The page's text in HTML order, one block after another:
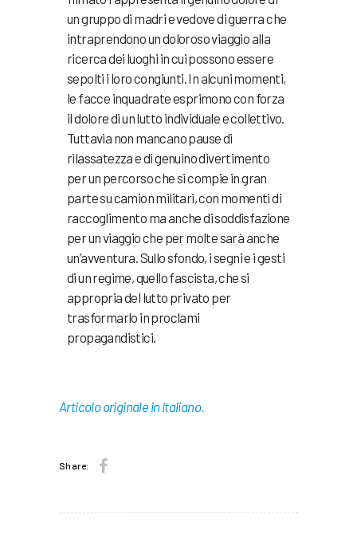
un gruppo di madri e vedove di guerra che
intraprendono un doloroso viaggio alla
ricerca dei luoghi in cui possono essere
sepolti i loro congiunti. In alcuni momenti,
le facce inquadrate esprimono con forza
il dolore di un lutto individuale e collettivo.
Tuttavia non mancano pause di
rilassatezza e di genuino divertimento
per un percorso che si compie in gran
parte su camion militari, con momenti di
raccoglimento ma anche di soddisfazione
per un viaggio che per molte sarà anche
un’avventura. Sullo sfondo, i segni e i gesti
di un regime, quello fascista, che si
appropria del lutto privato per
trasformarlo in proclami
propagandistici.
Articolo originale in Italiano.
Share: